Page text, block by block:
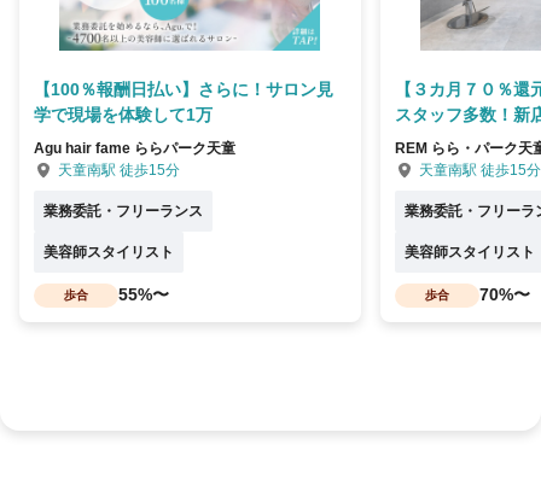
【100％報酬日払い】さらに！サロン見
学で現場を体験して1万
Agu hair fame ららパーク天童
天童南駅 徒歩15分
業務委託・フリーランス
美容師スタイリスト
歩合 55%〜
【３カ月７０％
スタッフ多数！新
REM らら・パーク天
天童南駅 徒歩15分
業務委託・フリーラ
美容師スタイリスト
歩合 70%〜